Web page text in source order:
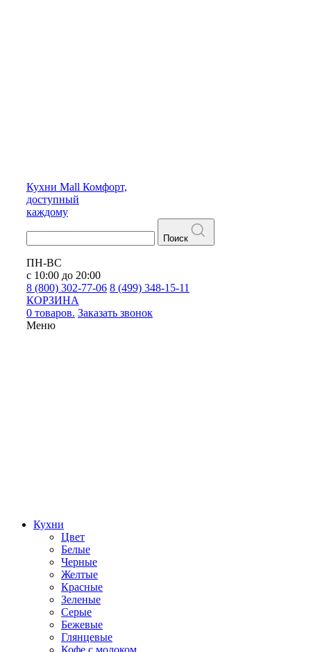
Кухни Mall Комфорт,
доступный
каждому
Поиск
ПН-ВС
с 10:00 до 20:00
8 (800) 302-77-06 8 (499) 348-15-11
КОРЗИНА
0 товаров. Заказать звонок
Меню
Кухни
Цвет
Белые
Черные
Желтые
Красные
Зеленые
Серые
Бежевые
Глянцевые
Кофе с молоком